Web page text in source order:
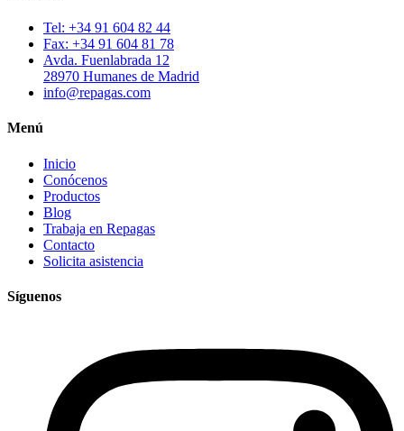
Tel: +34 91 604 82 44
Fax: +34 91 604 81 78
Avda. Fuenlabrada 12
28970 Humanes de Madrid
info@repagas.com
Menú
Inicio
Conócenos
Productos
Blog
Trabaja en Repagas
Contacto
Solicita asistencia
Síguenos